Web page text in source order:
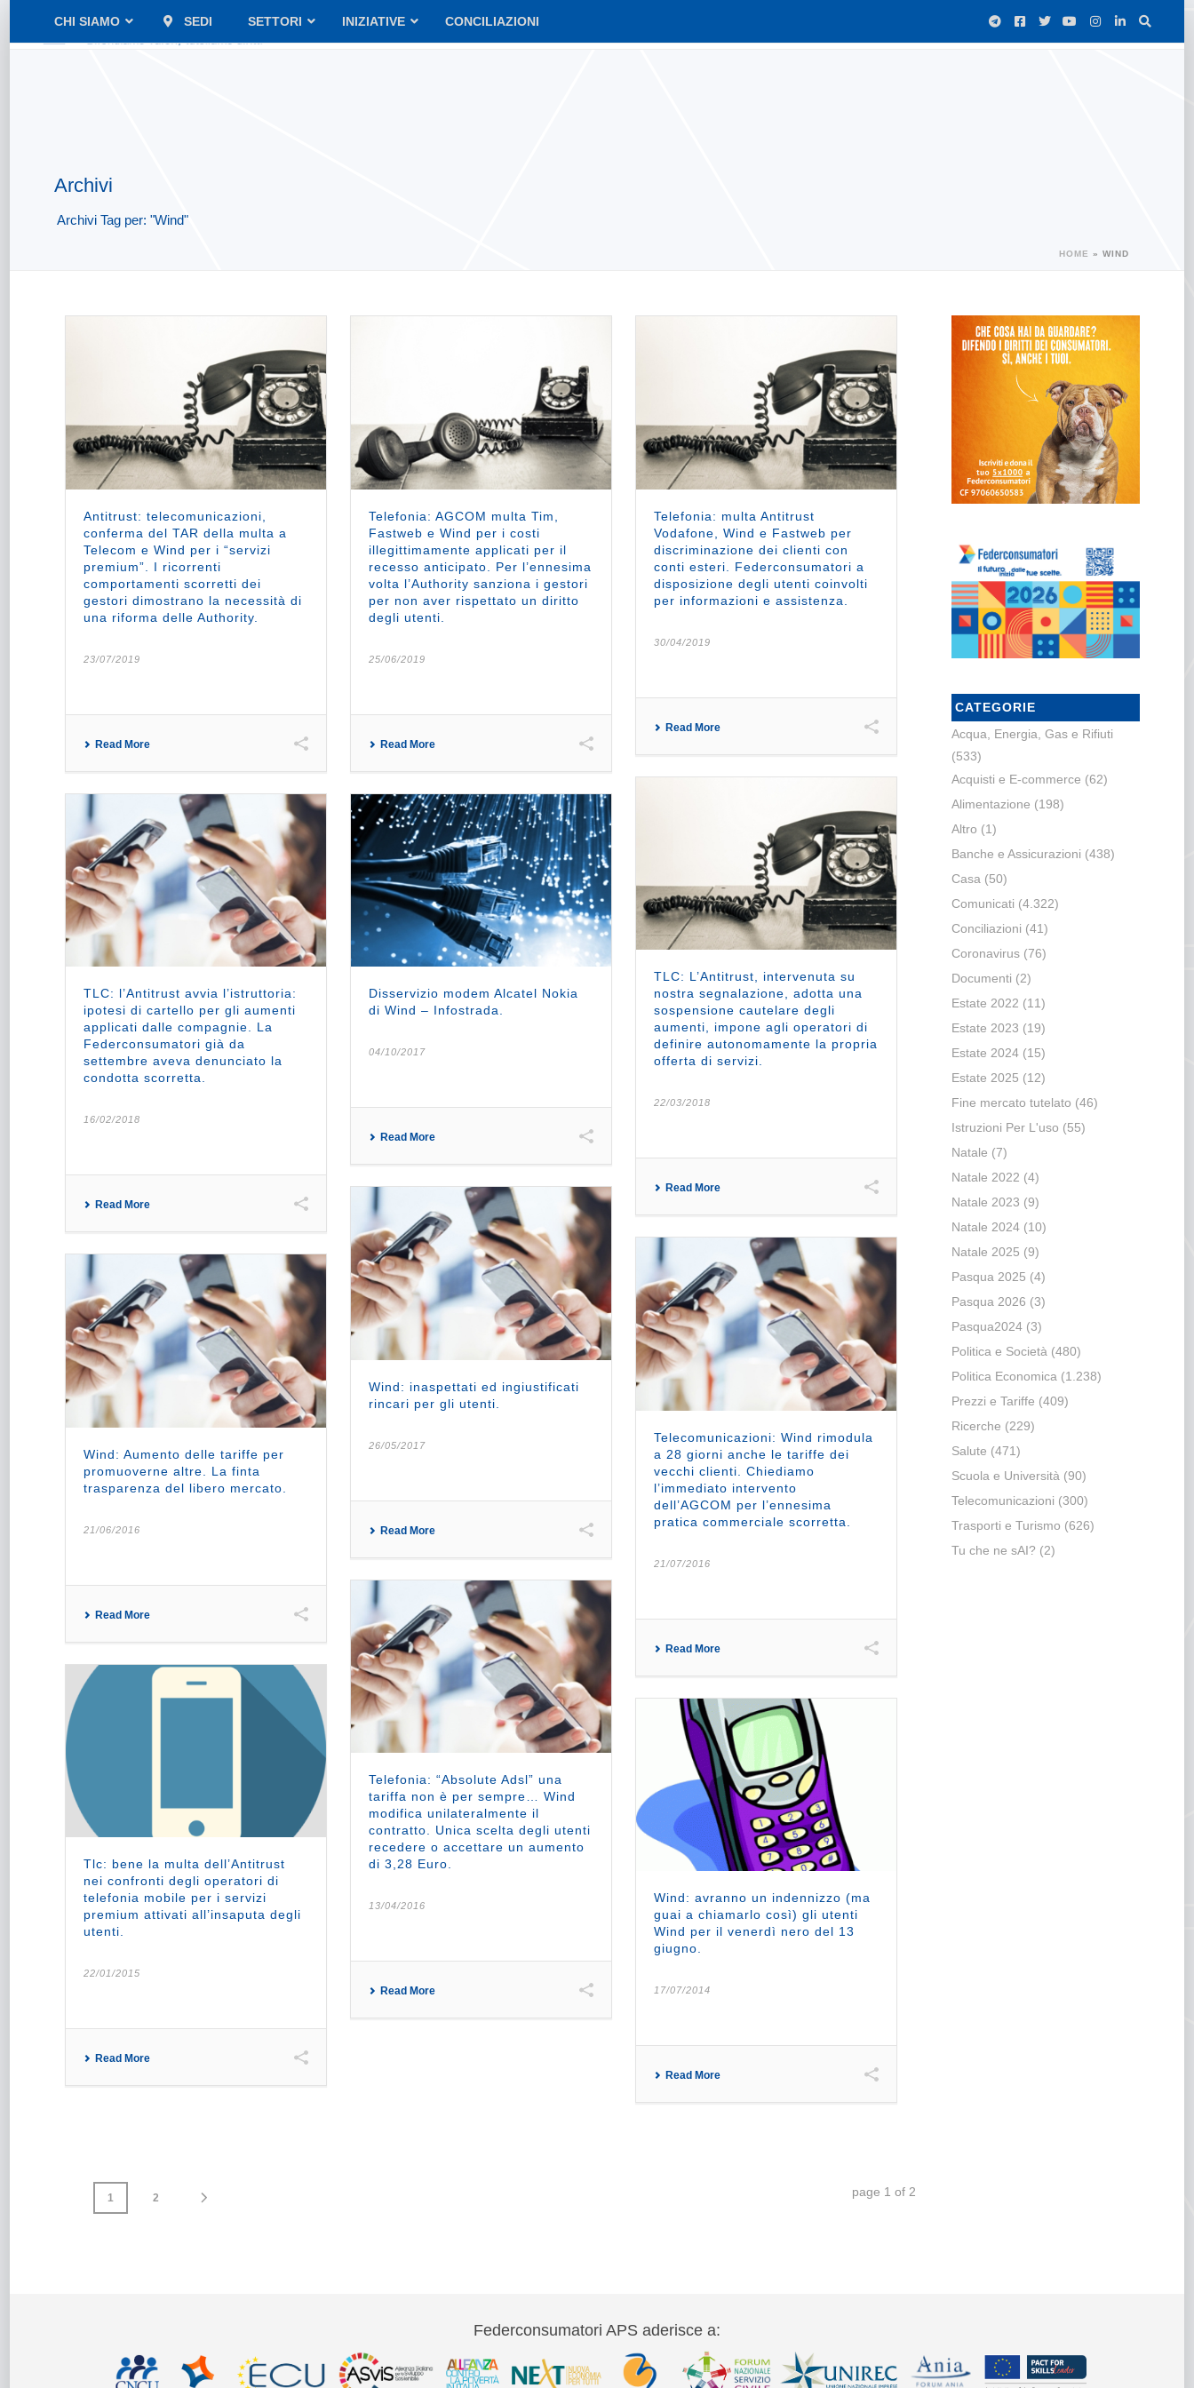
CHI SIAMO SEDI SETTORI INIZIATIVE CONCILIAZIONI
Archivi
Archivi Tag per: "Wind"
HOME » WIND
Antitrust: telecomunicazioni,
conferma del TAR della multa a
Telecom e Wind per i “servizi
premium”. I ricorrenti
comportamenti scorretti dei
gestori dimostrano la necessità di
una riforma delle Authority.
23/07/2019
Read More
Telefonia: AGCOM multa Tim,
Fastweb e Wind per i costi
illegittimamente applicati per il
recesso anticipato. Per l’ennesima
volta l’Authority sanziona i gestori
per non aver rispettato un diritto
degli utenti.
25/06/2019
Read More
Telefonia: multa Antitrust
Vodafone, Wind e Fastweb per
discriminazione dei clienti con
conti esteri. Federconsumatori a
disposizione degli utenti coinvolti
per informazioni e assistenza.
30/04/2019
Read More
TLC: L’Antitrust, intervenuta su
nostra segnalazione, adotta una
sospensione cautelare degli
aumenti, impone agli operatori di
definire autonomamente la propria
offerta di servizi.
22/03/2018
Read More
TLC: l’Antitrust avvia l’istruttoria:
ipotesi di cartello per gli aumenti
applicati dalle compagnie. La
Federconsumatori già da
settembre aveva denunciato la
condotta scorretta.
16/02/2018
Read More
Disservizio modem Alcatel Nokia
di Wind – Infostrada.
04/10/2017
Read More
Wind: inaspettati ed ingiustificati
rincari per gli utenti.
26/05/2017
Read More
Telecomunicazioni: Wind rimodula
a 28 giorni anche le tariffe dei
vecchi clienti. Chiediamo
l’immediato intervento
dell’AGCOM per l’ennesima
pratica commerciale scorretta.
21/07/2016
Read More
Wind: Aumento delle tariffe per
promuoverne altre. La finta
trasparenza del libero mercato.
21/06/2016
Read More
Telefonia: “Absolute Adsl” una
tariffa non è per sempre… Wind
modifica unilateralmente il
contratto. Unica scelta degli utenti
recedere o accettare un aumento
di 3,28 Euro.
13/04/2016
Read More
Tlc: bene la multa dell’Antitrust
nei confronti degli operatori di
telefonia mobile per i servizi
premium attivati all’insaputa degli
utenti.
22/01/2015
Read More
Wind: avranno un indennizzo (ma
guai a chiamarlo così) gli utenti
Wind per il venerdì nero del 13
giugno.
17/07/2014
Read More
1 2 page 1 of 2
CATEGORIE
Acqua, Energia, Gas e Rifiuti
(533)
Acquisti e E-commerce (62)
Alimentazione (198)
Altro (1)
Banche e Assicurazioni (438)
Casa (50)
Comunicati (4.322)
Conciliazioni (41)
Coronavirus(76)
Documenti (2)
Estate 2022 (11)
Estate 2023 (19)
Estate 2024(15)
Estate 2025 (12)
Fine mercato tutelato (46)
Istruzioni Per L'uso (55)
Natale (7)
Natale 2022 (4)
Natale 2023 (9)
Natale 2024(10)
Natale 2025 (9)
Pasqua 2025 (4)
Pasqua 2026 (3)
Pasqua2024(3)
Politica e Società (480)
Politica Economica (1.238)
Prezzi e Tariffe (409)
Ricerche (229)
Salute (471)
Scuola e Università (90)
Telecomunicazioni (300)
Trasporti e Turismo (626)
Tu che ne sAI? (2)
Federconsumatori APS aderisce a: